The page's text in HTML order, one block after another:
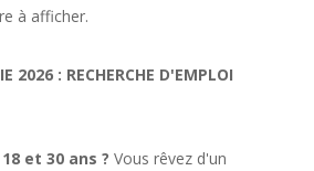
à afficher.
2026 : RECHERCHE D'EMPLOI
et 30 ans ? Vous rêvez d'un